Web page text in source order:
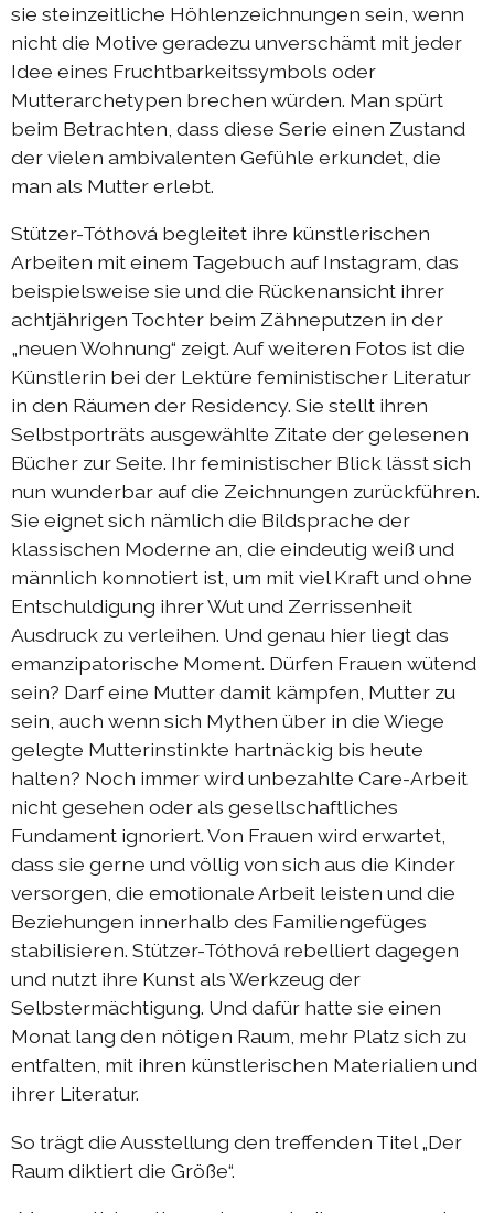
sie steinzeitliche Höhlenzeichnungen sein, wenn
nicht die Motive geradezu unverschämt mit jeder
Idee eines Fruchtbarkeitssymbols oder
Mutterarchetypen brechen würden. Man spürt
beim Betrachten, dass diese Serie einen Zustand
der vielen ambivalenten Gefühle erkundet, die
man als Mutter erlebt.
Stützer-Tóthová begleitet ihre künstlerischen
Arbeiten mit einem Tagebuch auf Instagram, das
beispielsweise sie und die Rückenansicht ihrer
achtjährigen Tochter beim Zähneputzen in der
„neuen Wohnung“ zeigt. Auf weiteren Fotos ist die
Künstlerin bei der Lektüre feministischer Literatur
in den Räumen der Residency. Sie stellt ihren
Selbstporträts ausgewählte Zitate der gelesenen
Bücher zur Seite. Ihr feministischer Blick lässt sich
nun wunderbar auf die Zeichnungen zurückführen.
Sie eignet sich nämlich die Bildsprache der
klassischen Moderne an, die eindeutig weiß und
männlich konnotiert ist, um mit viel Kraft und ohne
Entschuldigung ihrer Wut und Zerrissenheit
Ausdruck zu verleihen. Und genau hier liegt das
emanzipatorische Moment. Dürfen Frauen wütend
sein? Darf eine Mutter damit kämpfen, Mutter zu
sein, auch wenn sich Mythen über in die Wiege
gelegte Mutterinstinkte hartnäckig bis heute
halten? Noch immer wird unbezahlte Care-Arbeit
nicht gesehen oder als gesellschaftliches
Fundament ignoriert. Von Frauen wird erwartet,
dass sie gerne und völlig von sich aus die Kinder
versorgen, die emotionale Arbeit leisten und die
Beziehungen innerhalb des Familiengefüges
stabilisieren. Stützer-Tóthová rebelliert dagegen
und nutzt ihre Kunst als Werkzeug der
Selbstermächtigung. Und dafür hatte sie einen
Monat lang den nötigen Raum, mehr Platz sich zu
entfalten, mit ihren künstlerischen Materialien und
ihrer Literatur.
So trägt die Ausstellung den treffenden Titel „Der
Raum diktiert die Größe“.